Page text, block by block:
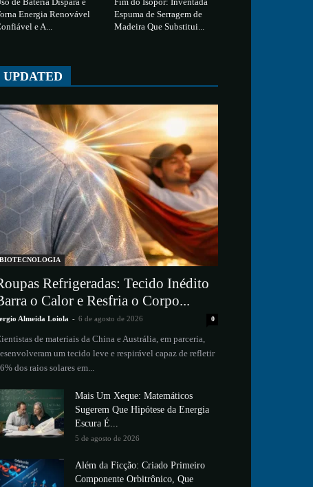
Energia Renovável
e A...
Espuma de Serragem de
Madeira Que Substitui...
UPDATED
BIOTECNOLOGIA
Refrigeradas: Tecido Inédito
o Calor e Resfria o Corpo...
Almeida Loiola - 6 de agosto de 2026 0
de materiais da China e Austrália, em parceria,
um tecido leve e respirável capaz de refletir
dos raios solares em...
Mais Um Xeque: Matemáticos
Sugerem Que Hipótese da Energia
Escura É...
5 de agosto de 2026
Além da Ficção: Criado Primeiro
Componente Orbitrônico, Que